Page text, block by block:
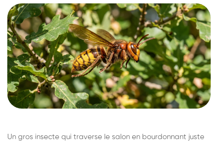
Un gros insecte qui traverse le salon en bourdonnant juste